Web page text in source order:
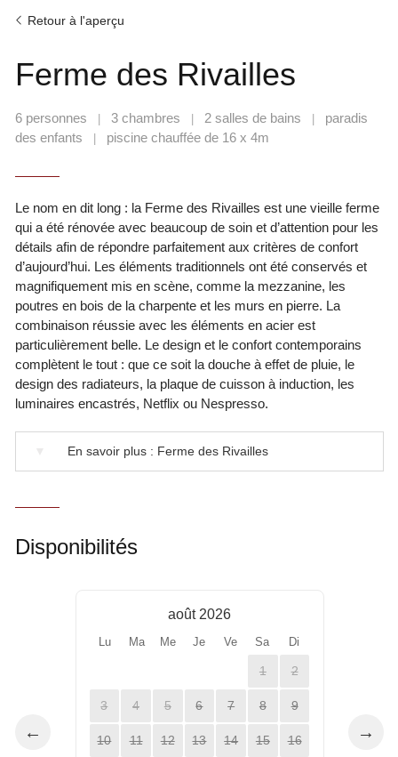
Retour à l'aperçu
Ferme des Rivailles
6 personnes | 3 chambres | 2 salles de bains |
paradis
des enfants
| piscine chauffée de 16 x 4m
Le nom en dit long : la Ferme des Rivailles est une vieille ferme
qui a été rénovée avec beaucoup de soin et d’attention pour les
détails afin de répondre parfaitement aux critères de confort
d’aujourd’hui. Les éléments traditionnels ont été conservés et
magnifiquement mis en scène, comme la mezzanine, les
poutres en bois de la charpente et les murs en pierre. La
combinaison réussie avec les éléments en acier est
particulièrement belle. Le design et le confort contemporains
complètent le tout : que ce soit la douche à effet de pluie, le
design des radiateurs, la plaque de cuisson à induction, les
luminaires encastrés, Netflix ou Nespresso.
En savoir plus : Ferme des Rivailles
Disponibilités
←
août 2026
Lu Ma Me Je Ve Sa Di
1 2
3 4 5 6 7 8 9
10 11 12 13 14 15 16 →